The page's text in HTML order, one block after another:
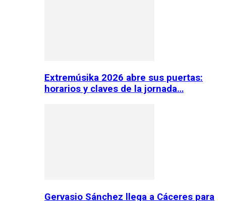
Extremúsika 2026 abre sus puertas:
horarios y claves de la jornada…
Gervasio Sánchez llega a Cáceres para